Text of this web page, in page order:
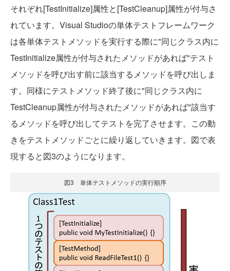
それぞれ[TestInitialize]属性と[TestCleanup]属性が付与さ
れています。Visual Studioの単体テストフレームワーク
は各単体テストメソッドを実行する際に"同じクラス内に
TestInitialize属性が付与されたメソッドがあれば"テスト
メソッドを呼び出す前に該当するメソッドを呼び出しま
す。同様にテストメソッド終了後に"同じクラス内に
TestCleanup属性が付与されたメソッドがあれば"該当す
るメソッドを呼び出してテストを完了させます。この動
きをテストメソッドごとに繰り返していきます。図で表
現すると図3のようになります。
図3 単体テストメソッドの実行順序